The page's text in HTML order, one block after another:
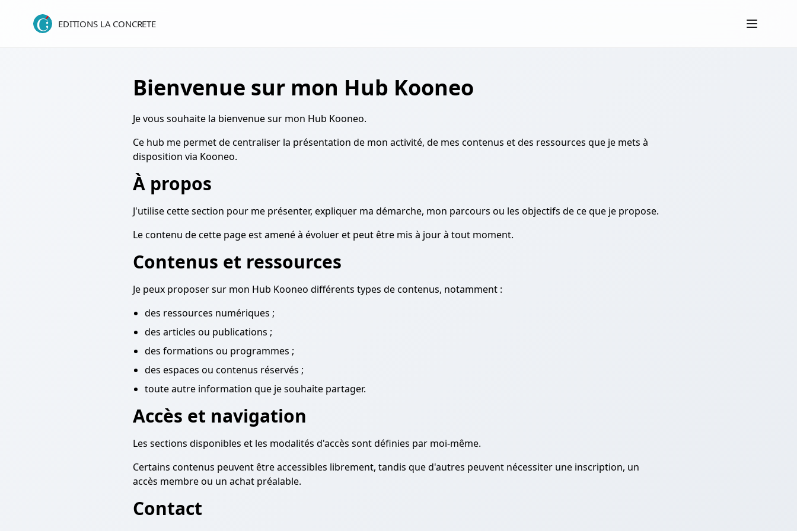
EDITIONS LA CONCRETE
Bienvenue sur mon Hub Kooneo
Je vous souhaite la bienvenue sur mon Hub Kooneo.
Ce hub me permet de centraliser la présentation de mon activité, de mes contenus et des ressources que je mets à
disposition via Kooneo.
À propos
J'utilise cette section pour me présenter, expliquer ma démarche, mon parcours ou les objectifs de ce que je propose.
Le contenu de cette page est amené à évoluer et peut être mis à jour à tout moment.
Contenus et ressources
Je peux proposer sur mon Hub Kooneo différents types de contenus, notamment :
des ressources numériques ;
des articles ou publications ;
des formations ou programmes ;
des espaces ou contenus réservés ;
toute autre information que je souhaite partager.
Accès et navigation
Les sections disponibles et les modalités d'accès sont définies par moi-même.
Certains contenus peuvent être accessibles librement, tandis que d'autres peuvent nécessiter une inscription, un
accès membre ou un achat préalable.
Contact